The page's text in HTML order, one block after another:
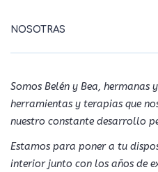
NOSOTRAS
Somos Belén y Bea,
herramientas y terapias que
nuestro constante desarrollo
Estamos para poner a tu
interior junto con los años de